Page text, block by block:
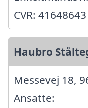
CVR: 41648643
Haubro
Messevej 18,
Ansatte: